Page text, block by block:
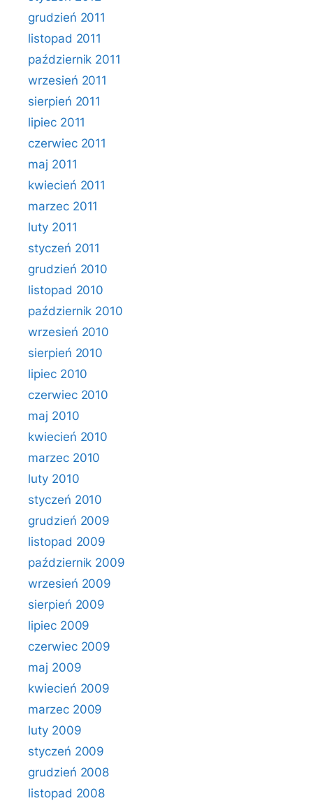
grudzień 2011
listopad 2011
październik 2011
wrzesień 2011
sierpień 2011
lipiec 2011
czerwiec 2011
maj 2011
kwiecień 2011
marzec 2011
luty 2011
styczeń 2011
grudzień 2010
listopad 2010
październik 2010
wrzesień 2010
sierpień 2010
lipiec 2010
czerwiec 2010
maj 2010
kwiecień 2010
marzec 2010
luty 2010
styczeń 2010
grudzień 2009
listopad 2009
październik 2009
wrzesień 2009
sierpień 2009
lipiec 2009
czerwiec 2009
maj 2009
kwiecień 2009
marzec 2009
luty 2009
styczeń 2009
grudzień 2008
listopad 2008